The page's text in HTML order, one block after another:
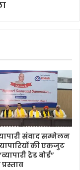
संवाद सम्मेलन
की एकजुट
ट्रेड बोर्ड”